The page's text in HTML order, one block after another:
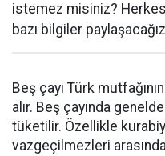
istemez misiniz?
bazı bilgiler
Beş çayı Türk
alır. Beş çayında
tüketilir. Özellikle
vazgeçilmezleri